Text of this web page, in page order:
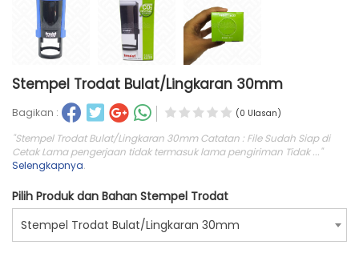
Stempel Trodat Bulat/Lingkaran 30mm
Bagikan : (0 Ulasan)
"Stempel Trodat Bulat/Lingkaran 30mm Catatan : File Sudah Siap di
Cetak Lama pengerjaan tidak termasuk lama pengiriman Tidak ..."
Selengkapnya.
Pilih Produk dan Bahan Stempel Trodat
Stempel Trodat Bulat/Lingkaran 30mm